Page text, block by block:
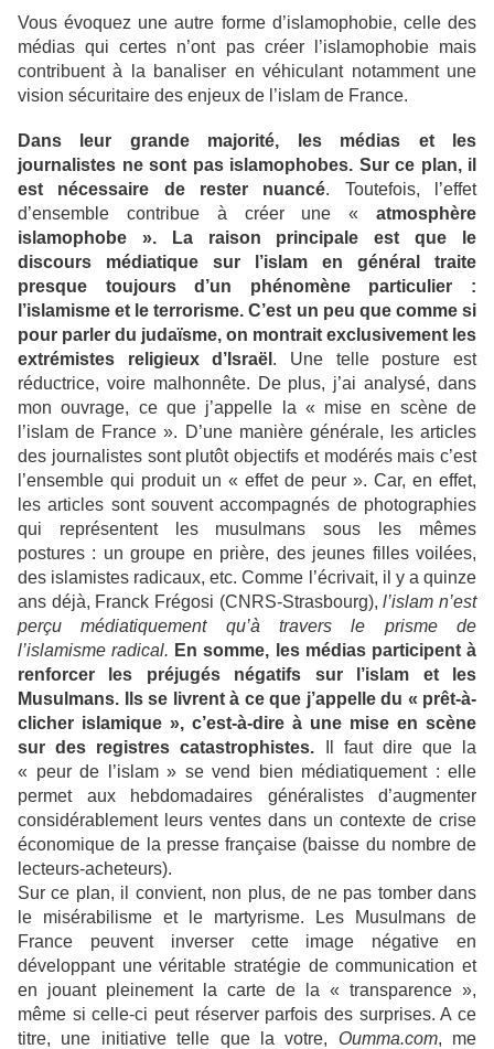
Vous évoquez une autre forme d’islamophobie, celle des
médias qui certes n’ont pas créer l’islamophobie mais
contribuent à la banaliser en véhiculant notamment une
vision sécuritaire des enjeux de l’islam de France.
Dans leur grande majorité, les médias et les
journalistes ne sont pas islamophobes. Sur ce plan, il
est nécessaire de rester nuancé. Toutefois, l’effet
d’ensemble contribue à créer une « atmosphère
islamophobe ». La raison principale est que le
discours médiatique sur l’islam en général traite
presque toujours d’un phénomène particulier :
l’islamisme et le terrorisme. C’est un peu que comme si
pour parler du judaïsme, on montrait exclusivement les
extrémistes religieux d’Israël . Une telle posture est
réductrice, voire malhonnête. De plus, j’ai analysé, dans
mon ouvrage, ce que j’appelle la « mise en scène de
l’islam de France ». D’une manière générale, les articles
des journalistes sont plutôt objectifs et modérés mais c’est
l’ensemble qui produit un « effet de peur ». Car, en effet,
les articles sont souvent accompagnés de photographies
qui représentent les musulmans sous les mêmes
postures : un groupe en prière, des jeunes filles voilées,
des islamistes radicaux, etc. Comme l’écrivait, il y a quinze
ans déjà, Franck Frégosi (CNRS-Strasbourg),l’islam n’est
perçu médiatiquement qu’à travers le prisme de
l’islamisme radical. En somme, les médias participent à
renforcer les préjugés négatifs sur l’islam et les
Musulmans. Ils se livrent à ce que j’appelle du « prêt-à-
clicher islamique », c’est-à-dire à une mise en scène
sur des registres catastrophistes. Il faut dire que la
« peur de l’islam » se vend bien médiatiquement : elle
permet aux hebdomadaires généralistes d’augmenter
considérablement leurs ventes dans un contexte de crise
économique de la presse française (baisse du nombre de
lecteurs-acheteurs).
Sur ce plan, il convient, non plus, de ne pas tomber dans
le misérabilisme et le martyrisme. Les Musulmans de
France peuvent inverser cette image négative en
développant une véritable stratégie de communication et
en jouant pleinement la carte de la « transparence »,
même si celle-ci peut réserver parfois des surprises. A ce
titre, une initiative telle que la votre, Oumma.com, me